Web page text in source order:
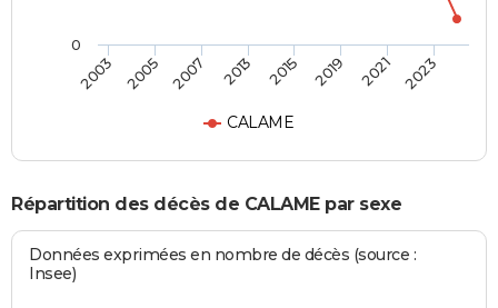
CALAME
2003 2005 2007 2013 2015 2019 2021 2023
0
Répartition des décès de CALAME par sexe
Données exprimées en nombre de décès (source :
Insee)